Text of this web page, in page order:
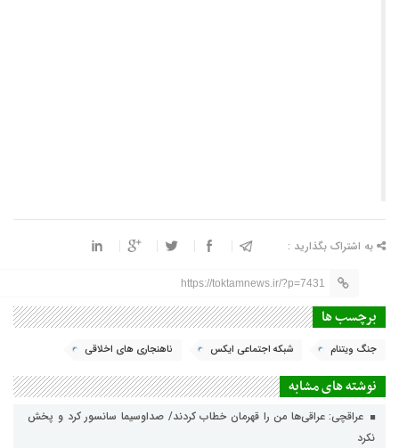
به اشتراک بگذارید :
https://toktamnews.ir/?p=7431
برچسب ها
جنگ ویتنام شبکه اجتماعی ایکس ناهنجاری های اخلاقی
نوشته های مشابه
عراقچی: عراقی‌ها من را قهرمان خطاب کردند/ صداوسیما سانسور کرد و پخش
نکرد